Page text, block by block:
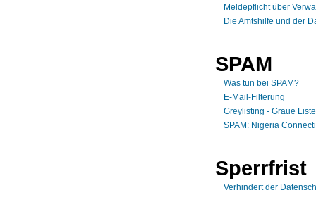
Meldepflicht über
Die Amtshilfe und der
SPAM
Was tun bei SPAM?
E-Mail-Filterung
Greylisting - Graue
SPAM: Nigeria
Sperrfrist
Verhindert der